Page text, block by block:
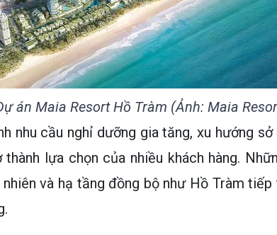
án Maia Resort Hồ Tràm (Ảnh: Maia
nhu cầu nghỉ dưỡng gia tăng, xu hướng sở
thành lựa chọn của nhiều khách hàng.
và hạ tầng đồng bộ như Hồ Tràm